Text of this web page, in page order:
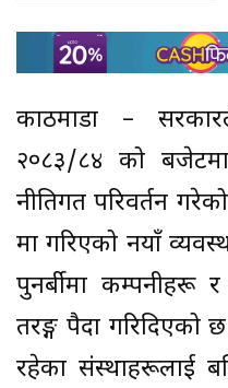
काठमाडौं –
२०८३/८४ को
नीतिगत परिवर्तन
मा गरिएको नयाँ
पुनर्बीमा कम्पनीहरू
तरङ्ग पैदा गरिदिएको
रहेका संस्थाहरूलाई